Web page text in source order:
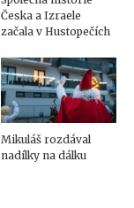
Česka a Izraele
začala v Hustopečích
Mikuláš rozdával
nadílky na dálku